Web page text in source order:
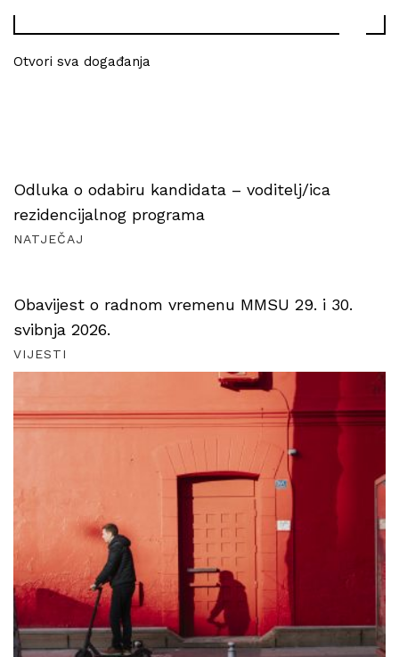
Otvori sva događanja
Odluka o odabiru kandidata – voditelj/ica
rezidencijalnog programa
NATJEČAJ
Obavijest o radnom vremenu MMSU 29. i 30.
svibnja 2026.
VIJESTI